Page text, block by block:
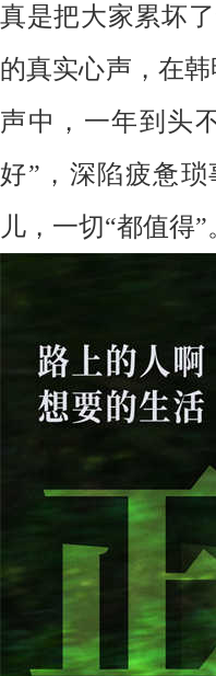
真是把大家累坏
的真实心声，在
声中，一年到头
好”，深陷疲惫
儿，一切“都值得”